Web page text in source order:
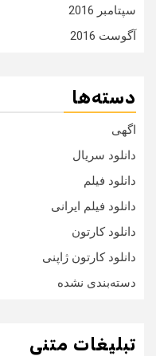
سپتامبر 2016
آگوست 2016
دسته‌ها
اگهی
دانلود سریال
دانلود فیلم
دانلود فیلم ایرانی
دانلود کارتون
دانلود کارتون ژاپنی
دسته‌بندی نشده
تبلیغات متنی